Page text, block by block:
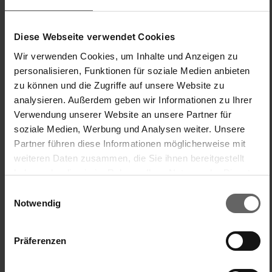
Diese Webseite verwendet Cookies
Wir verwenden Cookies, um Inhalte und Anzeigen zu
personalisieren, Funktionen für soziale Medien anbieten
zu können und die Zugriffe auf unsere Website zu
analysieren. Außerdem geben wir Informationen zu Ihrer
Verwendung unserer Website an unsere Partner für
soziale Medien, Werbung und Analysen weiter. Unsere
Partner führen diese Informationen möglicherweise mit
weiteren Daten zusammen, die Sie ihnen bereitgestellt
haben oder die sie im Rahmen Ihrer Nutzung der Dienste
Cookies, wenn Sie unsere Webseite weiterhin nutzen.
Notwendig
Präferenzen
3.60
Basierend auf 5 Bewertungen
Sortieren Sprache Suchen:
Produktbewertungen Fragen
Zauberfee
New content loaded